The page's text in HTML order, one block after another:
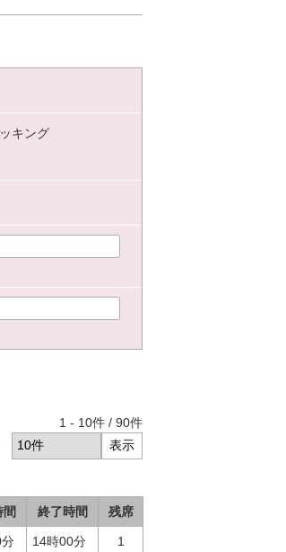
キング
1 - 10件 / 90件
間 終了時間 残席
14時00分 1